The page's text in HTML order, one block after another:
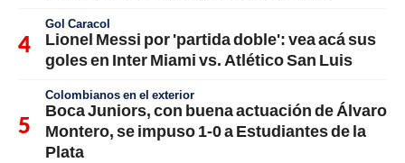
Gol Caracol
Lionel Messi por 'partida doble': vea acá sus
goles en Inter Miami vs. Atlético San Luis
Colombianos en el exterior
Boca Juniors, con buena actuación de Álvaro
Montero, se impuso 1-0 a Estudiantes de la
Plata